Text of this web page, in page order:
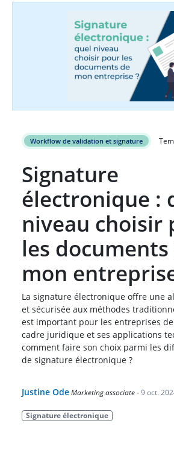
Workflow de validation et signature
Signature
électronique :
niveau choisir
les documents
mon
La signature électronique offre une
et sécurisée aux méthodes
est important pour les entreprises
cadre juridique et ses applications
comment faire son choix parmi les
de signature électronique ?
Justine Ode Marketing associate - 9 oct.
Signature électronique